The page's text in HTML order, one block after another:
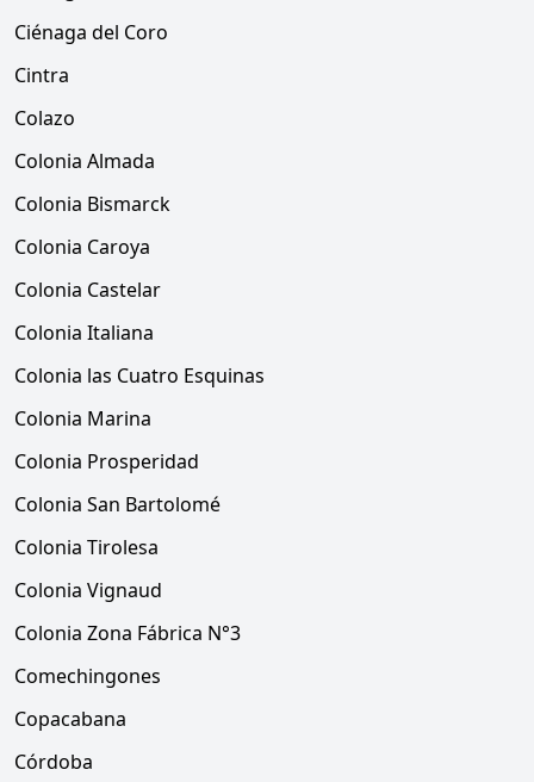
Ciénaga del Coro
Cintra
Colazo
Colonia Almada
Colonia Bismarck
Colonia Caroya
Colonia Castelar
Colonia Italiana
Colonia las Cuatro Esquinas
Colonia Marina
Colonia Prosperidad
Colonia San Bartolomé
Colonia Tirolesa
Colonia Vignaud
Colonia Zona Fábrica N°3
Comechingones
Copacabana
Córdoba